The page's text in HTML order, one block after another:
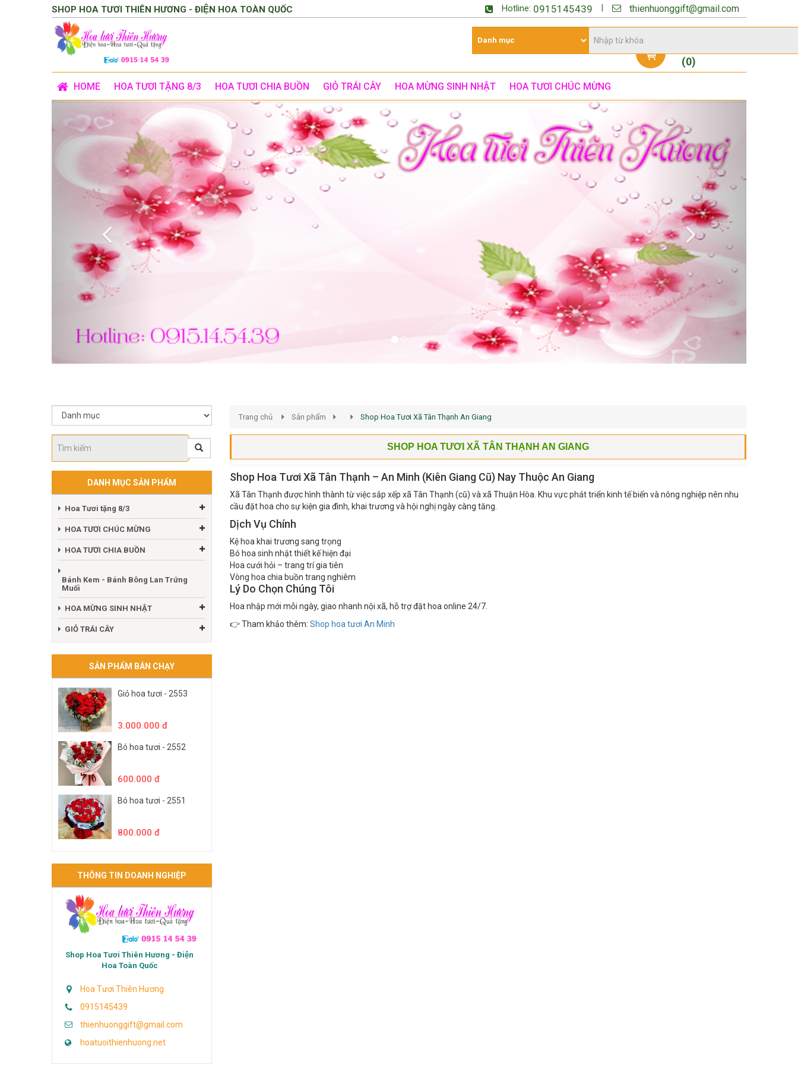
SHOP HOA TƯƠI THIÊN HƯƠNG - ĐIỆN HOA TOÀN QUỐC Hotline: 0915145439 thienhuonggift@gmail.com
(0)
HOME HOA TƯƠI TẶNG 8/3 HOA TƯƠI CHIA BUỒN GIỎ TRÁI CÂY HOA MỪNG SINH NHẬT HOA TƯƠI CHÚC MỪNG
Previous
DANH MỤC SẢN PHẨM
Hoa Tươi tặng 8/3
HOA TƯƠI CHÚC MỪNG
HOA TƯƠI CHIA BUỒN
Bánh Kem - Bánh Bông Lan Trứng
Muối
HOA MỪNG SINH NHẬT
GIỎ TRÁI CÂY
SẢN PHẨM BÁN CHẠY
Giỏ hoa tươi - 2553
3.000.000 đ
Bó hoa tươi - 2552
600.000 đ
Bó hoa tươi - 2551
800.000 đ
THÔNG TIN DOANH NGHIỆP
Shop Hoa Tươi Thiên Hương - Điện
Hoa Toàn Quốc
Hoa Tươi Thiên Hương
0915145439
thienhuonggift@gmail.com
hoatuoithienhuong.net
Trang chủ Sản phẩm Shop Hoa Tươi Xã Tân Thạnh An Giang
SHOP HOA TƯƠI XÃ TÂN THẠNH AN GIANG
Shop Hoa Tươi Xã Tân Thạnh – An Minh (Kiên Giang Cũ) Nay Thuộc An Giang
Xã Tân Thạnh được hình thành từ việc sắp xếp xã Tân Thạnh (cũ) và xã Thuận Hòa. Khu vực phát triển kinh tế biển và nông nghiệp nên nhu
cầu đặt hoa cho sự kiện gia đình, khai trương và hội nghị ngày càng tăng.
Dịch Vụ Chính
Kệ hoa khai trương sang trọng
Bó hoa sinh nhật thiết kế hiện đại
Hoa cưới hỏi – trang trí gia tiên
Vòng hoa chia buồn trang nghiêm
Lý Do Chọn Chúng Tôi
Hoa nhập mới mỗi ngày, giao nhanh nội xã, hỗ trợ đặt hoa online 24/7.
👉 Tham khảo thêm: Shop hoa tươi An Minh